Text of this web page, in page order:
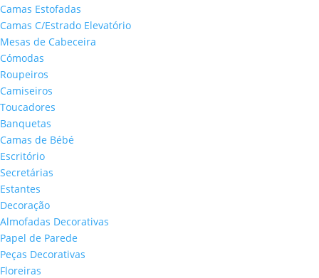
Camas Estofadas
Camas C/Estrado Elevatório
Mesas de Cabeceira
Cómodas
Roupeiros
Camiseiros
Toucadores
Banquetas
Camas de Bébé
Escritório
Secretárias
Estantes
Decoração
Almofadas Decorativas
Papel de Parede
Peças Decorativas
Floreiras